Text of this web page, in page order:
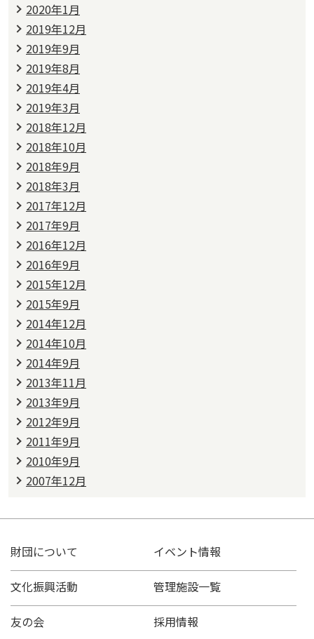
2020年1月
2019年12月
2019年9月
2019年8月
2019年4月
2019年3月
2018年12月
2018年10月
2018年9月
2018年3月
2017年12月
2017年9月
2016年12月
2016年9月
2015年12月
2015年9月
2014年12月
2014年10月
2014年9月
2013年11月
2013年9月
2012年9月
2011年9月
2010年9月
2007年12月
財団について イベント情報
文化振興活動 管理施設一覧
友の会 採用情報